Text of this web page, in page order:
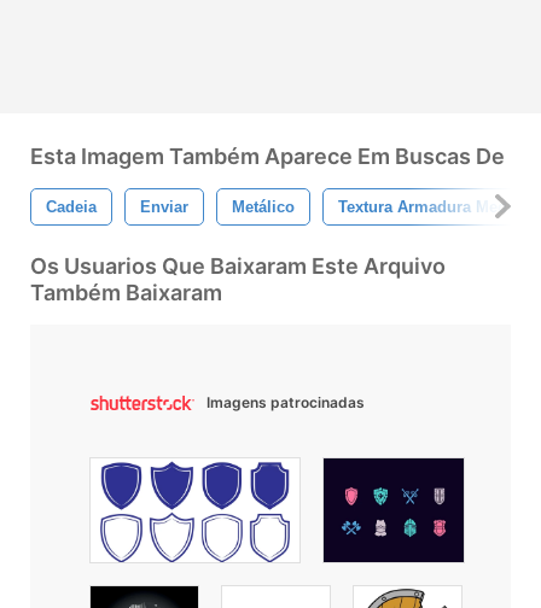
Esta Imagem Também Aparece Em Buscas De
Cadeia Enviar Metálico Textura Armadura
Os Usuarios Que Baixaram Este Arquivo
Também Baixaram
Imagens patrocinadas